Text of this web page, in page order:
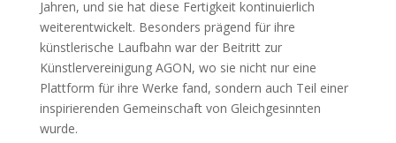
Jahren, und sie hat diese Fertigkeit kontinuierlich
weiterentwickelt. Besonders prägend für ihre
künstlerische Laufbahn war der Beitritt zur
Künstlervereinigung AGON, wo sie nicht nur eine
Plattform für ihre Werke fand, sondern auch Teil einer
inspirierenden Gemeinschaft von Gleichgesinnten
wurde.